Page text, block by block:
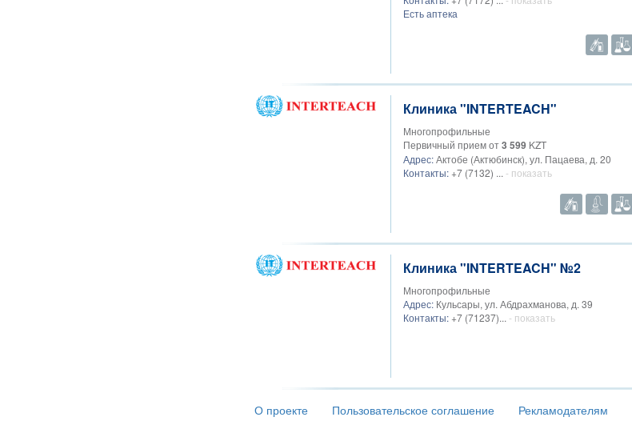
Есть аптека
Клиника "INTERTEACH"
Многопрофильные
Первичный прием от3 599 KZT
Адрес:Актобе (Актюбинск), ул. Пацаева, д. 20
Контакты: +7 (7132) ... - показать
Клиника "INTERTEACH" №2
Многопрофильные
Адрес:Кульсары, ул. Абдрахманова, д. 39
Контакты: +7 (71237)... - показать
О проекте Пользовательское соглашение Рекламодателям